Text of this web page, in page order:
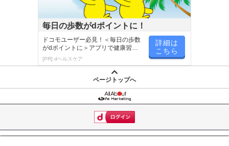
毎日の歩数がdポイントに！
ドコモユーザー必見！＜毎日の歩数
がdポイントに＞アプリで健康習慣
が楽しく続く
[PR] dヘルスケア
詳細は
こちら
ページトップへ